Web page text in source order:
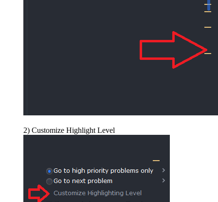
2) Customize Highlight Level